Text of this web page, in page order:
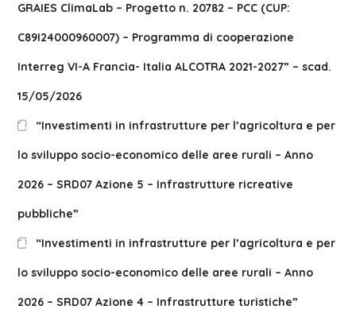
GRAIES ClimaLab – Progetto n. 20782 – PCC (CUP:
C89I24000960007) – Programma di cooperazione
Interreg VI-A Francia- Italia ALCOTRA 2021-2027” – scad.
15/05/2026
“Investimenti in infrastrutture per l’agricoltura e per
lo sviluppo socio-economico delle aree rurali – Anno
2026 – SRD07 Azione 5 – Infrastrutture ricreative
pubbliche”
“Investimenti in infrastrutture per l’agricoltura e per
lo sviluppo socio-economico delle aree rurali – Anno
2026 – SRD07 Azione 4 – Infrastrutture turistiche”